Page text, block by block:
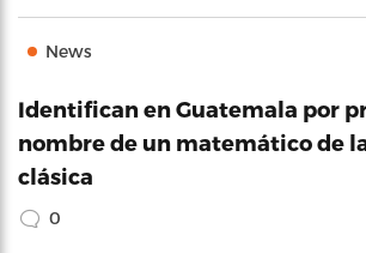
News
Identifican en Guatemala por
nombre de un matemático de
clásica
0